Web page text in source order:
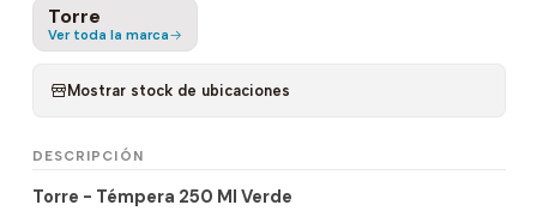
Torre
Ver toda la marca
Mostrar stock de ubicaciones
DESCRIPCIÓN
Torre - Témpera 250 Ml Verde